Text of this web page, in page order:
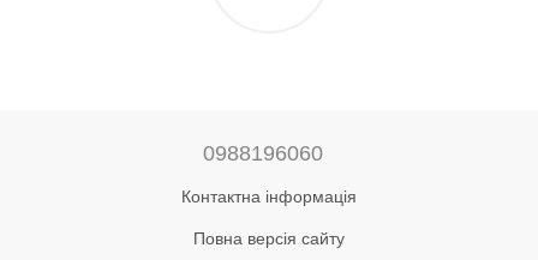
0988196060
Контактна інформація
Повна версія сайту